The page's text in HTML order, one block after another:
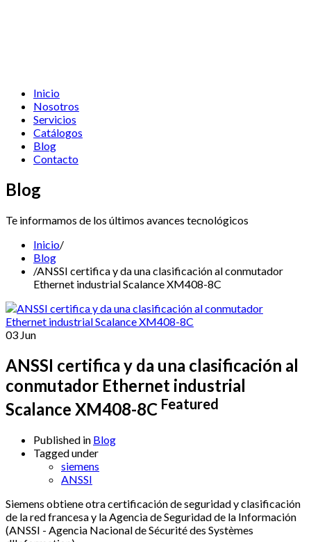
Inicio
Nosotros
Servicios
Catálogos
Blog
Contacto
Blog
Te informamos de los últimos avances tecnológicos
Inicio/
Blog
/ANSSI certifica y da una clasificación al conmutador
Ethernet industrial Scalance XM408-8C
03 Jun
ANSSI certifica y da una clasificación al
conmutador Ethernet industrial
Scalance XM408-8C Featured
Published in Blog
Tagged under
siemens
ANSSI
Siemens obtiene otra certificación de seguridad y clasificación
de la red francesa y la Agencia de Seguridad de la Información
(ANSSI - Agencia Nacional de Sécurité des Systèmes